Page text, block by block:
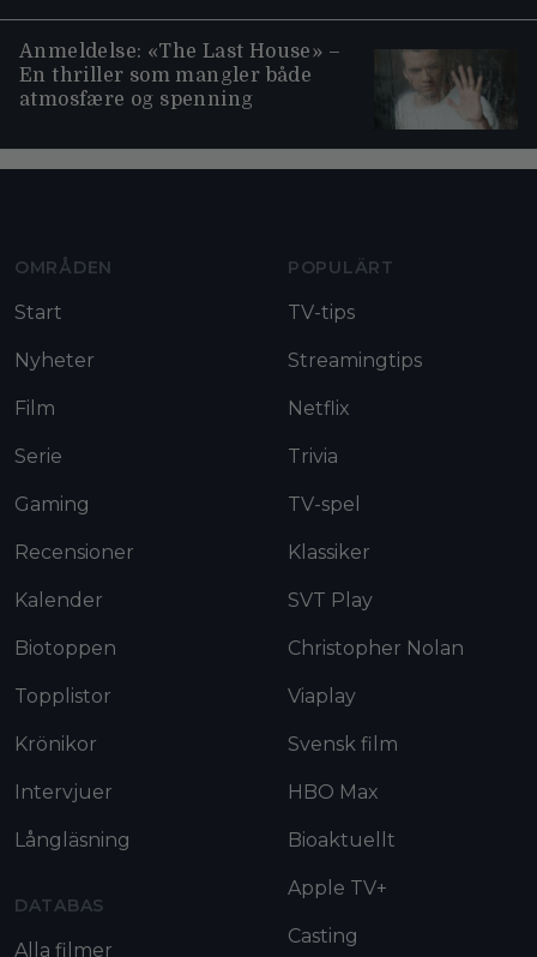
Anmeldelse: «The Last House» –
En thriller som mangler både
atmosfære og spenning
OMRÅDEN
Start
Nyheter
Film
Serie
Gaming
Recensioner
Kalender
Biotoppen
Topplistor
Krönikor
Intervjuer
Långläsning
DATABAS
Alla filmer
POPULÄRT
TV-tips
Streamingtips
Netflix
Trivia
TV-spel
Klassiker
SVT Play
Christopher Nolan
Viaplay
Svensk film
HBO Max
Bioaktuellt
Apple TV+
Casting